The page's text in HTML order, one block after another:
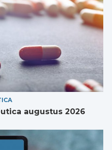
augustus 2026